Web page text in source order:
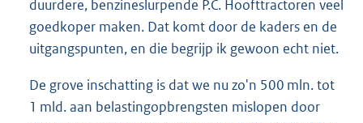
duurdere, benzineslurpende P.C. Hoofttractoren veel
goedkoper maken. Dat komt door de kaders en de
uitgangspunten, en die begrijp ik gewoon echt niet.
De grove inschatting is dat we nu zo'n 500 mln. tot
1 mld. aan belastingopbrengsten mislopen door